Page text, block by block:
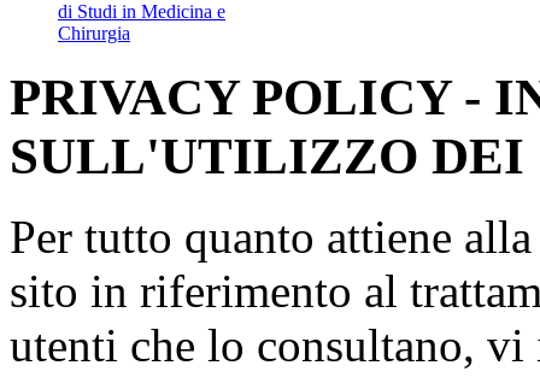
di Studi in Medicina e
Chirurgia
PRIVACY POLICY -
SULL'UTILIZZO DEI
Per tutto quanto attiene
sito in riferimento al
utenti che lo consultano,